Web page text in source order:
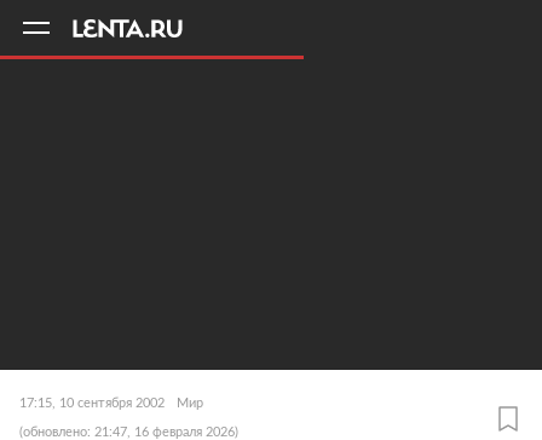
17:15, 10 сентября 2002 Мир
(обновлено: 21:47, 16 февраля 2026)